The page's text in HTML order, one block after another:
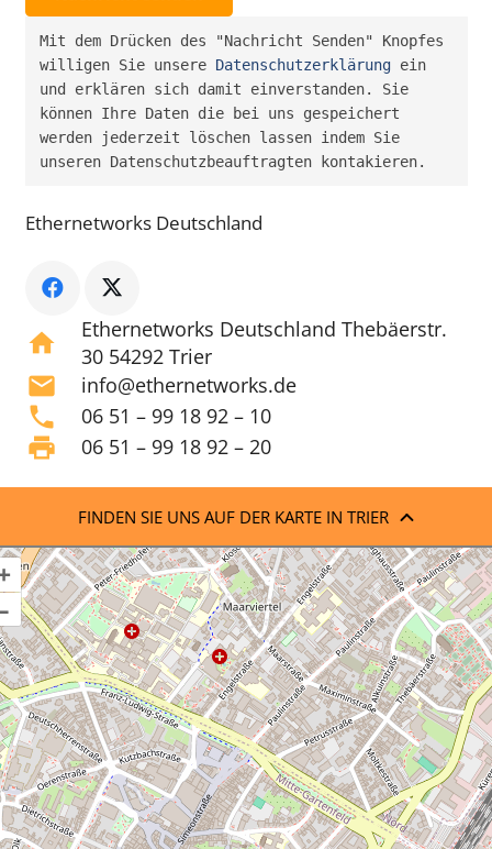
Mit dem Drücken des "Nachricht Senden" Knopfes
willigen Sie unsere Datenschutzerklärung ein
und erklären sich damit einverstanden. Sie
können Ihre Daten die bei uns gespeichert
werden jederzeit löschen lassen indem Sie
unseren Datenschutzbeauftragten kontakieren.
Ethernetworks Deutschland
home
Ethernetworks Deutschland Thebäerstr.
30 54292 Trier
mail info@ethernetworks.de
phone 06 51 – 99 18 92 – 10
print 06 51 – 99 18 92 – 20
FINDEN SIE UNS AUF DER KARTE IN TRIER